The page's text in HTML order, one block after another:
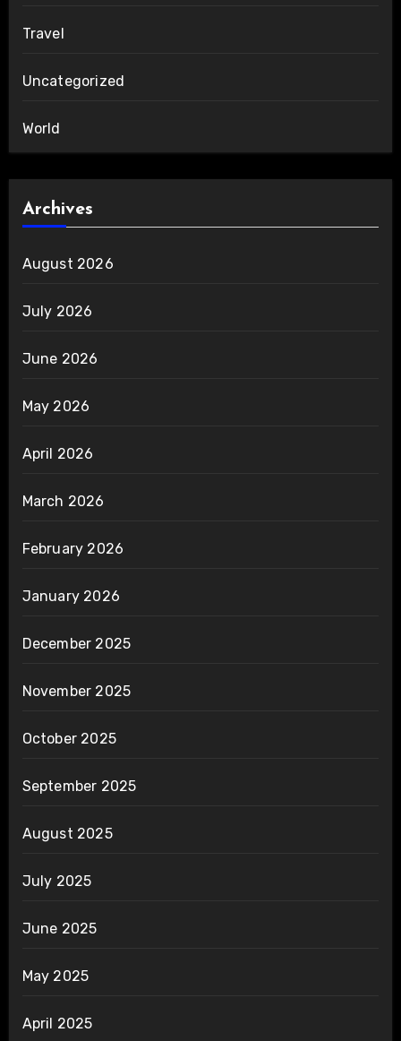
Travel
Uncategorized
World
Archives
August 2026
July 2026
June 2026
May 2026
April 2026
March 2026
February 2026
January 2026
December 2025
November 2025
October 2025
September 2025
August 2025
July 2025
June 2025
May 2025
April 2025